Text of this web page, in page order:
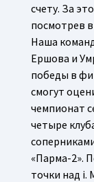
счету. За
посмотрев
Наша
Ершова и
победы в
смогут
чемпионат
четыре
«Парма-2».
точки над i.